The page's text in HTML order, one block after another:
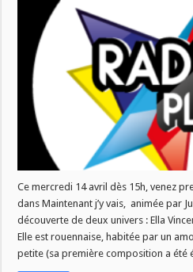
Ce mercredi 14 avril dès 15h, venez
dans Maintenant j’y vais, animée par
découverte de deux univers : Ella
Elle est rouennaise, habitée par un
petite (sa première composition a été